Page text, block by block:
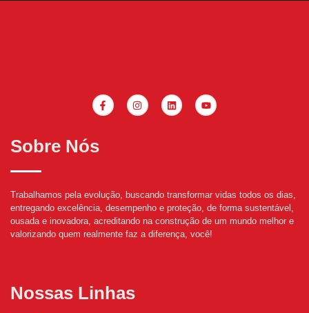
Sobre Nós
Trabalhamos pela evolução, buscando transformar vidas todos os dias,
entregando excelência, desempenho e proteção, de forma sustentável,
ousada e inovadora, acreditando na construção de um mundo melhor e
valorizando quem realmente faz a diferença, você!
Nossas Linhas